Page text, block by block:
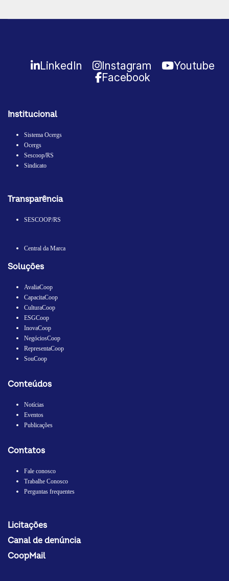
LinkedIn Instagram
Youtube
Facebook
Institucional
Sistema Ocergs
Ocergs
Sescoop/RS
Sindicato
Transparência
SESCOOP/RS
Central da Marca
Soluções
AvaliaCoop
CapacitaCoop
CulturaCoop
ESGCoop
InovaCoop
NegóciosCoop
RepresentaCoop
SouCoop
Conteúdos
Notícias
Eventos
Publicações
Contatos
Fale conosco
Trabalhe Conosco
Perguntas frequentes
Licitações
Canal de denúncia
CoopMail